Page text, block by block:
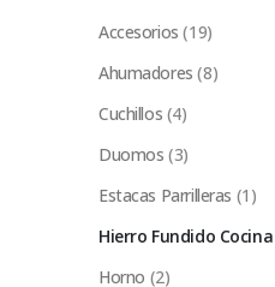
Accesorios (19)
Ahumadores (8)
Cuchillos (4)
Duomos (3)
Estacas Parrilleras (1)
Hierro Fundido Cocina
Horno (2)